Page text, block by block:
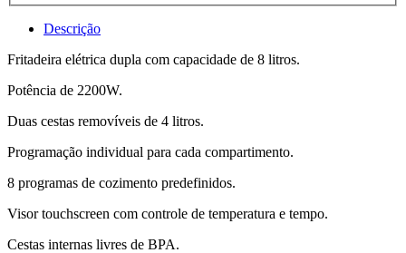
Descrição
Fritadeira elétrica dupla com capacidade de 8 litros.
Potência de 2200W.
Duas cestas removíveis de 4 litros.
Programação individual para cada compartimento.
8 programas de cozimento predefinidos.
Visor touchscreen com controle de temperatura e tempo.
Cestas internas livres de BPA.